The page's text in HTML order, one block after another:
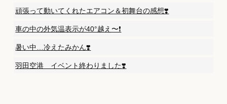
頑張って動いてくれたエアコン＆初舞台の感想❣️
車の中の外気温表示が40°越え〜❗️
暑い中…冷えたみかん❣️
羽田空港 イベント終わりました❣️